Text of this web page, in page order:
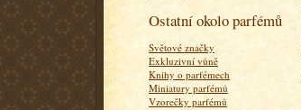
Ostatní okolo parfémů
Světové značky
Exkluzivní vůně
Knihy o parfémech
Miniatury parfémů
Vzorečky parfémů